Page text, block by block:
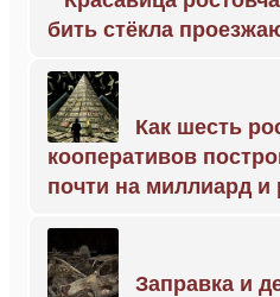
бить стёкла
Как шесть
кооперативов
почти на миллиард и
Заправка и